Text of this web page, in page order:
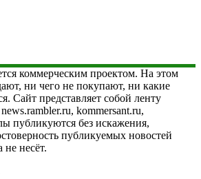
коммерческим проектом. На этом
ни чего не покупают, ни какие
Сайт представляет собой ленту
kommersant.ru,
публикуются без искажения,
публикуемых новостей
несёт.